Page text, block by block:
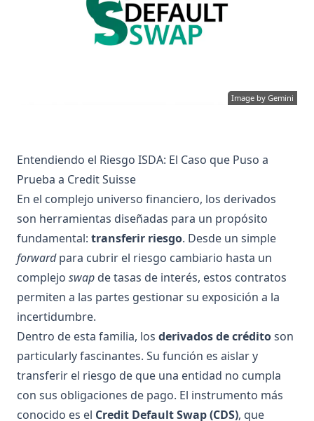
Image by Gemini
Entendiendo el Riesgo ISDA: El Caso que Puso a
Prueba a Credit Suisse
En el complejo universo financiero, los derivados
son herramientas diseñadas para un propósito
fundamental: transferir riesgo. Desde un simple
forwardpara cubrir el riesgo cambiario hasta un
complejo swap de tasas de interés, estos contratos
permiten a las partes gestionar su exposición a la
incertidumbre.
Dentro de esta familia, los derivados de créditoson
particularly fascinantes. Su función es aislar y
transferir el riesgo de que una entidad no cumpla
con sus obligaciones de pago. El instrumento más
conocido es el Credit Default Swap (CDS), que